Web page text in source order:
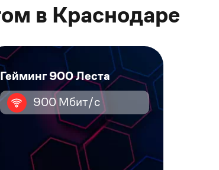
в Краснодаре
Гейминг 900 Леста
900 Мбит/с